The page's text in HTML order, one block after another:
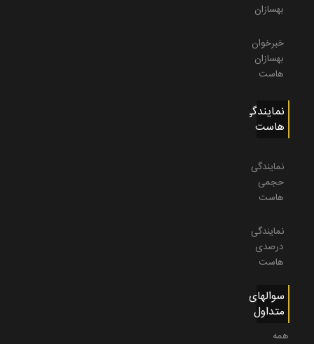
بهسازان
خبرخوان
بهسازان
هاست
نمایندگی
هاست
نمایندگی
حجمی
هاست
نمایندگی
درصدی
هاست
سوالهای
متداول
همه